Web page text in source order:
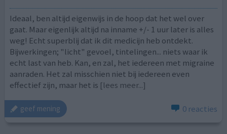
Ideaal, ben altijd eigenwijs in de hoop dat het wel over
gaat. Maar eigenlijk altijd na inname +/- 1 uur later is alles
weg! Echt superblij dat ik dit medicijn heb ontdekt.
Bijwerkingen; "licht" gevoel, tintelingen... niets waar ik
echt last van heb. Kan, en zal, het iedereen met migraine
aanraden. Het zal misschien niet bij iedereen even
effectief zijn, maar het is [lees meer...]
geef mening 0 reacties